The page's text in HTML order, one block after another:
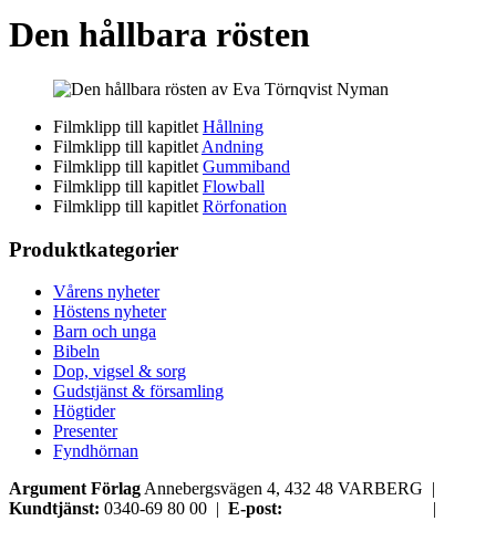
Den hållbara rösten
Filmklipp till kapitlet Hållning
Filmklipp till kapitlet Andning
Filmklipp till kapitlet Gummiband
Filmklipp till kapitlet Flowball
Filmklipp till kapitlet Rörfonation
Produktkategorier
Vårens nyheter
Höstens nyheter
Barn och unga
Bibeln
Dop, vigsel & sorg
Gudstjänst & församling
Högtider
Presenter
Fyndhörnan
Argument Förlag Annebergsvägen 4, 432 48 VARBERG |
Kundtjänst: 0340-69 80 00 | E-post:
|